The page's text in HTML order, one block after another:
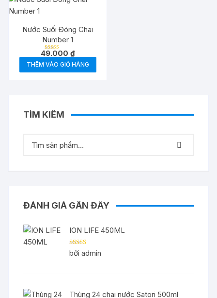
Nước Suối Đóng Chai
Number 1
Được xếp
5.00
49.000₫
THÊM VÀO GIỎ HÀNG
TÌM KIẾM
ĐÁNH GIÁ GẦN ĐÂY
ION LIFE 450ML
Được xếp
hạng55 sao
bởi admin
Thùng 24 chai nước Satori 500ml